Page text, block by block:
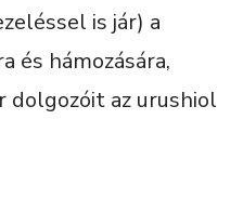
is jár) a
és hámozására,
dolgozóit az urushiol